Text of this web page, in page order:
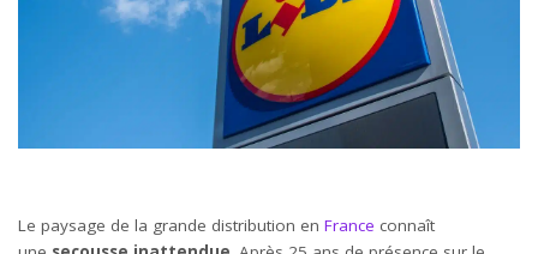
Le paysage de la grande distribution en France connaît